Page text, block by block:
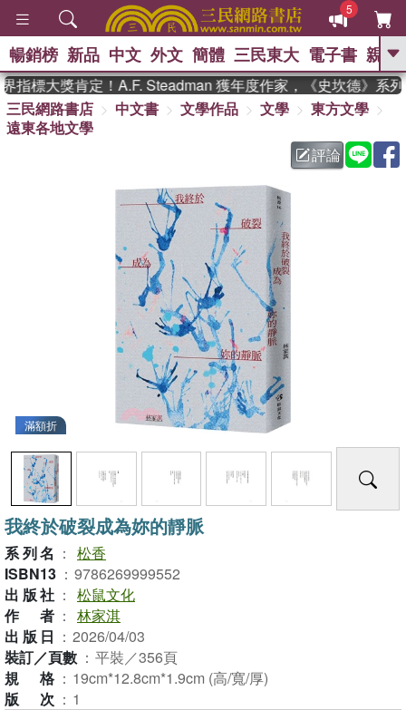
5
GO
熱搜： 東野圭吾 、 高希均教授回憶錄
暑期推薦 、 國際布克
方念華 、 台灣的李
登輝時代 、 數學女孩：黎曼猜想
偉大的迷走神經
暢銷榜 新品 中文 外文 簡體 三民東大 電子書 親子
標大獎肯定！A.F. Steadman 獲年度作家，《史坎德》系列
三民網路書店
中文書 文學作品 文學
東方文學
遠東各地文學
評論
滿額折
我終於破裂成為妳的靜脈
系列名 ： 松香
ISBN13 ： 9786269999552
出版社 ： 松鼠文化
作者 ： 林家淇
出版日 ： 2026/04/03
裝訂／頁數 ： 平裝／356頁
規格 ： 19cm*12.8cm*1.9cm (高/寬/厚)
版次 ： 1